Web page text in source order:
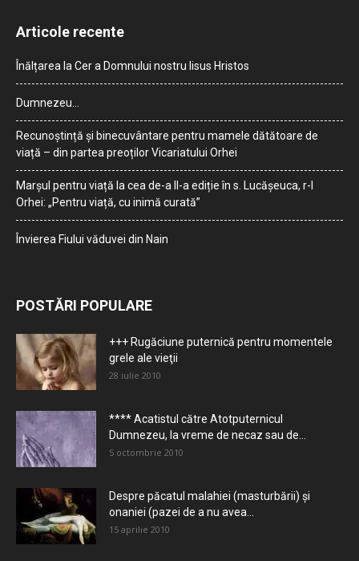
Articole recente
Înălțarea la Cer a Domnului nostru Iisus Hristos
Dumnezeu…
Recunoștință și binecuvântare pentru mamele dătătoare de
viață – din partea preoților Vicariatului Orhei
Marșul pentru viață la cea de-a II-a ediție în s. Lucășeuca, r-l
Orhei: „Pentru viață, cu inimă curată”
Învierea Fiului văduvei din Nain
POSTĂRI POPULARE
+++ Rugăciune puternică pentru momentele
grele ale vieţii
28 iulie 2010
**** Acatistul către Atotputernicul
Dumnezeu, la vreme de necaz sau de...
5 octombrie 2010
Despre păcatul malahiei (masturbării) şi
onaniei (pazei de a nu avea...
15 aprilie 2010